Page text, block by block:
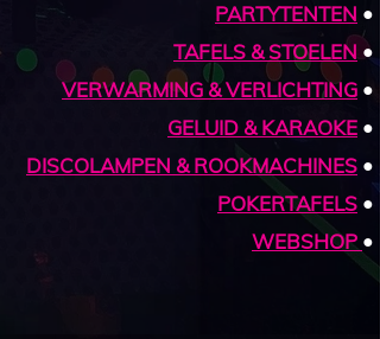
PARTYTENTEN •
TAF​ELS &​ STOELEN •
VERWARMING & VERLICHTING •
GELUID & KARAOKE •
DISCOLAMPEN & ROOKMACHINES •
POKERTAFELS •
WEBSHOP •